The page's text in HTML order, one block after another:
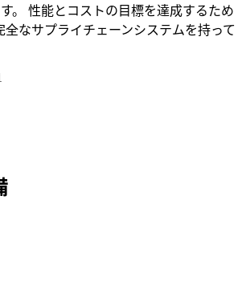
。 性能とコストの目標を達成するため
全なサプライチェーンシステムを持って